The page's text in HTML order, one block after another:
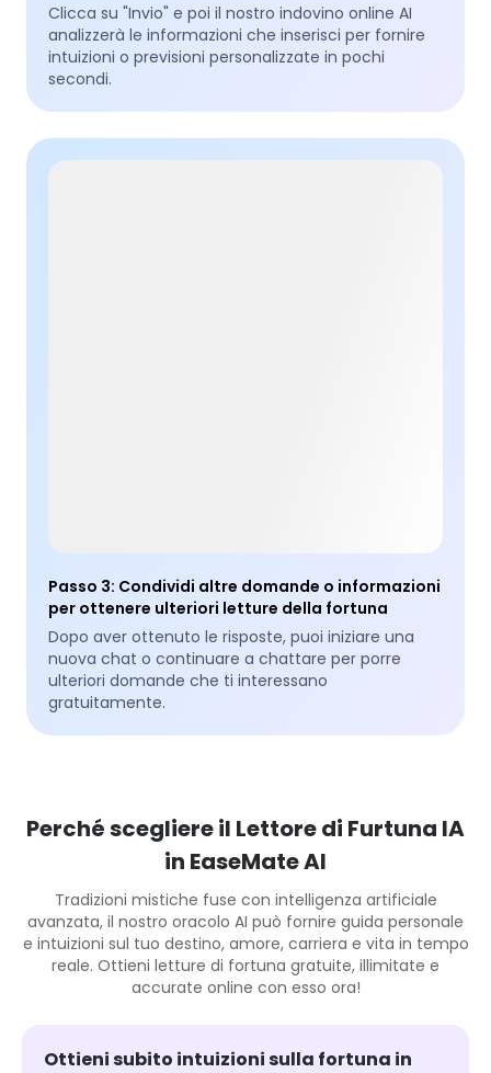
Clicca su "Invio" e poi il nostro indovino online AI
analizzerà le informazioni che inserisci per fornire
intuizioni o previsioni personalizzate in pochi
secondi.
Passo 3: Condividi altre domande o informazioni
per ottenere ulteriori letture della fortuna
Dopo aver ottenuto le risposte, puoi iniziare una
nuova chat o continuare a chattare per porre
ulteriori domande che ti interessano
gratuitamente.
Perché scegliere il Lettore di Furtuna IA
in EaseMate AI
Tradizioni mistiche fuse con intelligenza artificiale
avanzata, il nostro oracolo AI può fornire guida personale
e intuizioni sul tuo destino, amore, carriera e vita in tempo
reale. Ottieni letture di fortuna gratuite, illimitate e
accurate online con esso ora!
Ottieni subito intuizioni sulla fortuna in